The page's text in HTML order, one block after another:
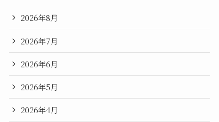
2026年8月
2026年7月
2026年6月
2026年5月
2026年4月